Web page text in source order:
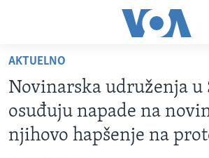
glavni
sadržaj
na
glavnu
TV PROGRAM
VIDEO
FOTOGRAFIJE DANA
VIJESTI
AKTUELNO
Novinarska udruženja u
osuđuju napade na
njihovo hapšenje na